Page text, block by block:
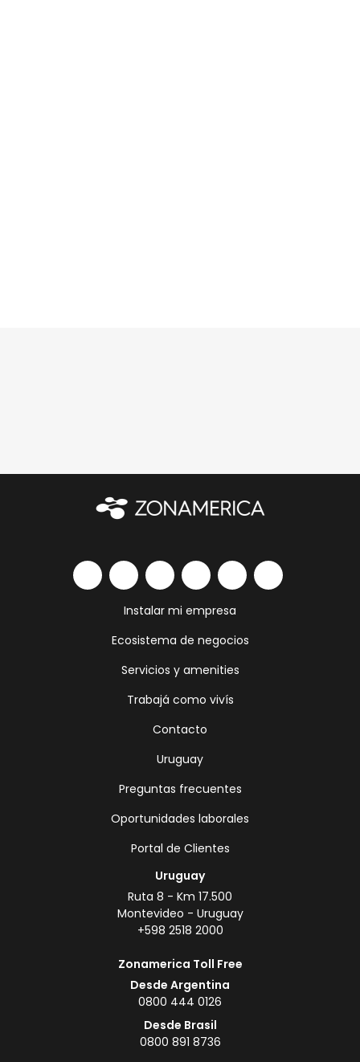
Instalar mi empresa
Ecosistema de negocios
Servicios y amenities
Trabajá como vivís
Contacto
Uruguay
Preguntas frecuentes
Oportunidades laborales
Portal de Clientes
Uruguay
Ruta 8 - Km 17.500
Montevideo - Uruguay
+598 2518 2000
Zonamerica Toll Free
Desde Argentina
0800 444 0126
Desde Brasil
0800 891 8736